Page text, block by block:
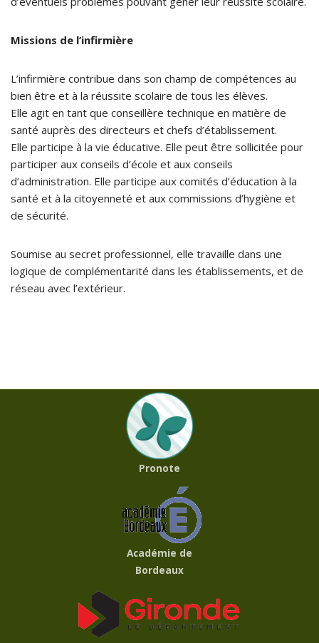
Missions de l’infirmière
L’infirmière contribue dans son champ de compétences au
bien être et à la réussite scolaire de tous les élèves.
Elle agit en tant que conseillère technique en matière de
santé auprès des directeurs et chefs d’établissement.
Elle participe à la vie éducative. Elle peut être sollicitée pour
participer aux conseils d’école et aux conseils
d’administration. Elle participe aux comités d’éducation à la
santé et à la citoyenneté et aux commissions d’hygiène et
de sécurité.
Soumise au secret professionnel, elle travaille dans une
logique de complémentarité dans les établissements, et de
réseau avec l’extérieur.
Pronote
Académie de
Bordeaux